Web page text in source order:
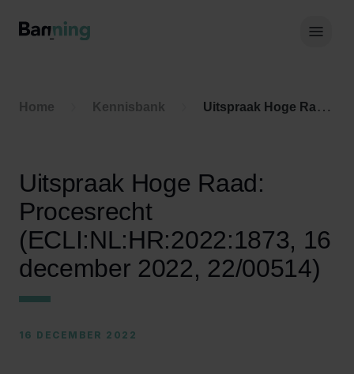
Home Kennisbank Uitspraak Hoge Raad: Procesrecht (ECLI:NL:HR:2022:1873, 16 december 2022, 22/00514)
Uitspraak Hoge Raad:
Procesrecht
(ECLI:NL:HR:2022:1873, 16
december 2022, 22/00514)
16 DECEMBER 2022